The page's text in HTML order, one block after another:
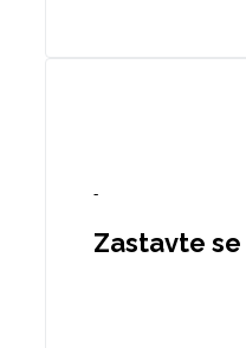
-
Zastavte se